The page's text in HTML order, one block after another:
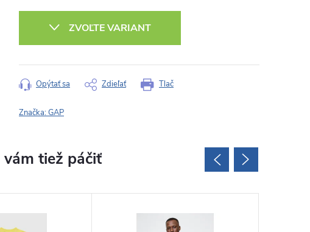
ZVOĽTE VARIANT
Tlač
Opýtať sa Zdieľať
Značka:GAP